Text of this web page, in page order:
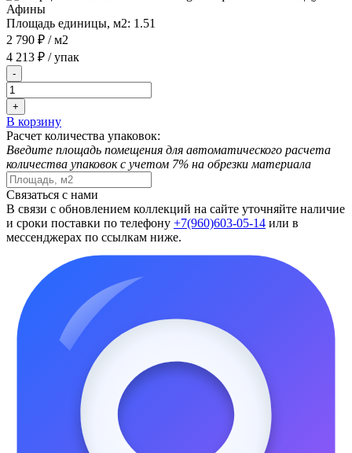
Площадь единицы, м2: 1.51
2 790 ₽ / м2
4 213 ₽ / упак
-
+
В корзину
Расчет количества упаковок:
Введите площадь помещения для автоматического расчета
количества упаковок с учетом 7% на обрезки материала
Связаться с нами
В связи с обновлением коллекций на сайте уточняйте наличие
и сроки поставки по телефону +7(960)603-05-14 или в
мессенджерах по ссылкам ниже.